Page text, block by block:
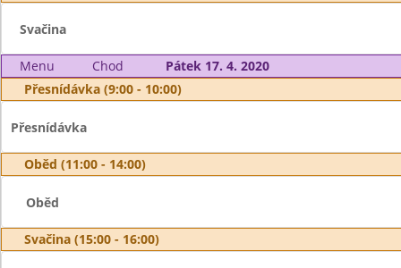
Svačina
Menu Chod
Pátek 17. 4. 2020
Přesnídávka (9:00 - 10:00)
Přesnídávka
Oběd (11:00 - 14:00)
Oběd
Svačina (15:00 - 16:00)